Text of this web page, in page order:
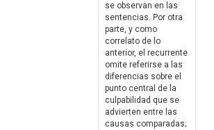
se observan en las
sentencias. Por otra
parte, y como
correlato de lo
anterior, el recurrente
omite referirse a las
diferencias sobre el
punto central de la
culpabilidad que se
advierten entre las
causas comparadas;